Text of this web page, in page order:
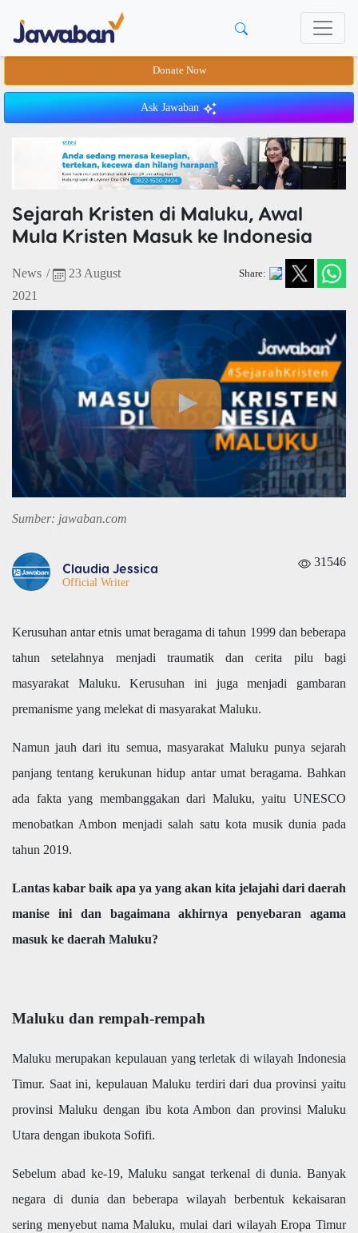
Donate Now
Ask Jawaban
Sejarah Kristen di Maluku, Awal
Mula Kristen Masuk ke Indonesia
News /
23 August
2021
Share:
Sumber: jawaban.com
Claudia Jessica
Official Writer
31546
Kerusuhan antar etnis umat beragama di tahun 1999 dan beberapa
tahun setelahnya menjadi traumatik dan cerita pilu bagi
masyarakat Maluku. Kerusuhan ini juga menjadi gambaran
premanisme yang melekat di masyarakat Maluku.
Namun jauh dari itu semua, masyarakat Maluku punya sejarah
panjang tentang kerukunan hidup antar umat beragama. Bahkan
ada fakta yang membanggakan dari Maluku, yaitu UNESCO
menobatkan Ambon menjadi salah satu kota musik dunia pada
tahun 2019.
Lantas kabar baik apa ya yang akan kita jelajahi dari daerah
manise ini dan bagaimana akhirnya penyebaran agama
masuk ke daerah Maluku?
Maluku dan rempah-rempah
Maluku merupakan kepulauan yang terletak di wilayah Indonesia
Timur. Saat ini, kepulauan Maluku terdiri dari dua provinsi yaitu
provinsi Maluku dengan ibu kota Ambon dan provinsi Maluku
Utara dengan ibukota Sofifi.
Sebelum abad ke-19, Maluku sangat terkenal di dunia. Banyak
negara di dunia dan beberapa wilayah berbentuk kekaisaran
sering menyebut nama Maluku, mulai dari wilayah Eropa Timur